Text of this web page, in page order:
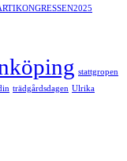
stattgropen
trädgårdsdagen Ulrika